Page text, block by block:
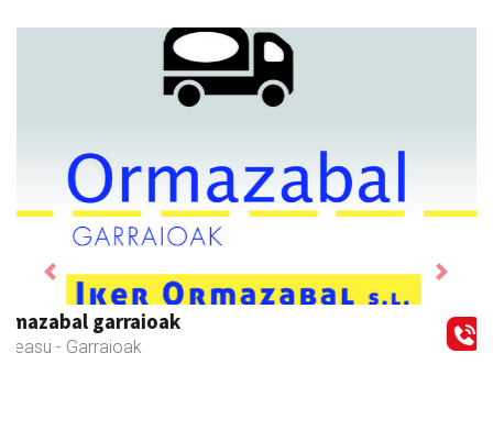
Transportes Lakunza
Asteasu - Garraioak
Previous Next